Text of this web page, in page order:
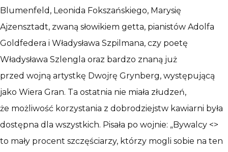
Blumenfeld, Leonida Fokszańskiego, Marysię
Ajzensztadt, zwaną słowikiem getta, pianistów Adolfa
Goldfedera i Władysława Szpilmana, czy poetę
Władysława Szlengla oraz bardzo znaną już
przed wojną artystkę Dwojrę Grynberg, występującą
jako Wiera Gran. Ta ostatnia nie miała złudzeń,
że możliwość korzystania z dobrodziejstw kawiarni była
dostępna dla wszystkich. Pisała po wojnie: „Bywalcy <>
to mały procent szczęściarzy, którzy mogli sobie na ten